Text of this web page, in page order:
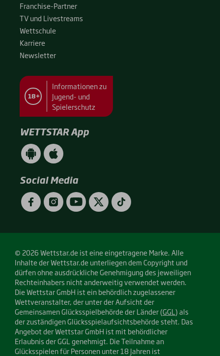
Fran­chise-Par­t­­ner
TV und Live­streams
Wett­schu­le
Kar­rie­re
News­let­ter
18+
Informationen zu
Jugend- und
Spielerschutz
WETTSTAR App
WETTSTAR
App
(Android
/
Google
Play)
WETTSTAR
App
(Apple
/
App
Store)
Social Media
FacebookInstagramYouTubeTwitterTikTok
© 2026 Wettstar.de ist eine eingetragene Marke. Alle
Inhalte der Wettstar.de unterliegen dem Copyright und
dürfen ohne ausdrückliche Genehmigung des jeweiligen
Rechteinhabers nicht anderweitig verwendet werden.
Die Wettstar GmbH ist ein behördlich zugelassener
Wettveranstalter, der unter der Aufsicht der
Gemeinsamen Glücksspielbehörde der Länder (GGL ) als
der zuständigen Glücksspielaufsichtsbehörde steht. Das
Angebot der Wettstar GmbH ist mit behördlicher
Erlaubnis der GGL genehmigt. Die Teilnahme an
Glücksspielen für Personen unter 18 Jahren ist